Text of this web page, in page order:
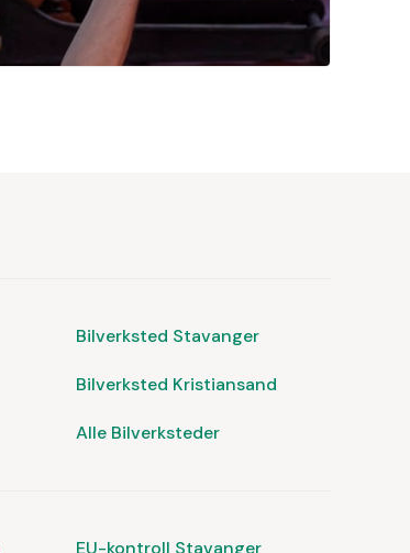
Bilverksted Stavanger
Bilverksted Kristiansand
Alle Bilverksteder
EU-kontroll Stavanger